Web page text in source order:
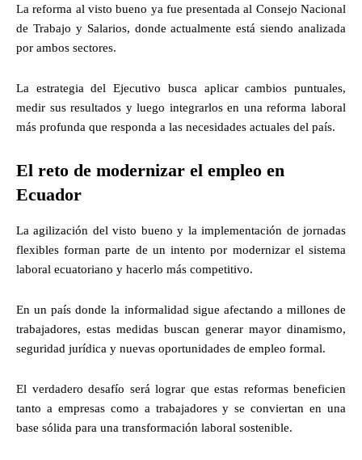
La reforma al visto bueno ya fue presentada al Consejo Nacional
de Trabajo y Salarios, donde actualmente está siendo analizada
por ambos sectores.
La estrategia del Ejecutivo busca aplicar cambios puntuales,
medir sus resultados y luego integrarlos en una reforma laboral
más profunda que responda a las necesidades actuales del país.
El reto de modernizar el empleo en
Ecuador
La agilización del visto bueno y la implementación de jornadas
flexibles forman parte de un intento por modernizar el sistema
laboral ecuatoriano y hacerlo más competitivo.
En un país donde la informalidad sigue afectando a millones de
trabajadores, estas medidas buscan generar mayor dinamismo,
seguridad jurídica y nuevas oportunidades de empleo formal.
El verdadero desafío será lograr que estas reformas beneficien
tanto a empresas como a trabajadores y se conviertan en una
base sólida para una transformación laboral sostenible.